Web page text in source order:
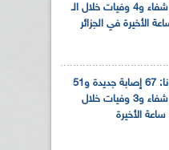
حالة شفاء و4 وفيات خلال الـ
كورونا: 67 إصابة جديدة و51
حالة شفاء و3 وفيات خلال